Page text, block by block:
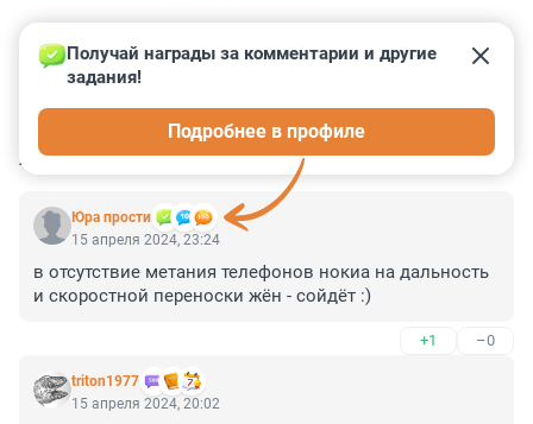
КОММЕНТАРИИ 4
Юра прости
Получай награды за комментарии и другие
задания!
Подробнее в профиле
15 апреля 2024, 23:24
в отсутствие метания телефонов нокиа на дальность
и скоростной переноски жëн - сойдёт :)
+1 –0
triton1977
15 апреля 2024, 20:02